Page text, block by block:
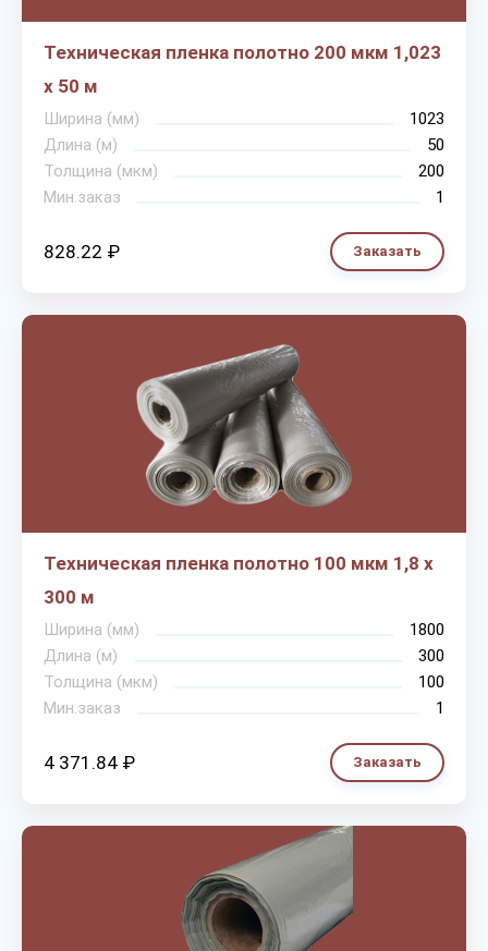
Техническая пленка полотно 200 мкм 1,023
х 50 м
Ширина (мм)
1023
Длина (м)
50
Толщина (мкм)
200
Мин.заказ
1
828.22 ₽ Заказать
Техническая пленка полотно 100 мкм 1,8 х
300 м
Ширина (мм)
1800
Длина (м)
300
Толщина (мкм)
100
Мин.заказ
1
4 371.84 ₽ Заказать